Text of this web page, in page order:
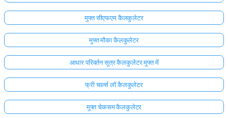
मुफ्त सीएफएम कैलकुलेटर
मुफ्त मौका कैलकुलेटर
आधार परिवर्तन सूत्र कैलकुलेटर मुफ्त में
फ्री चार्ल्स लॉ कैलकुलेटर
मुफ्त चेकसम कैलकुलेटर